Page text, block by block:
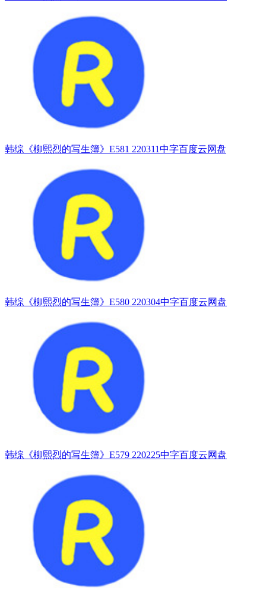
韩综《柳熙烈的写生簿》E581 220311中字百度云网盘
韩综《柳熙烈的写生簿》E580 220304中字百度云网盘
韩综《柳熙烈的写生簿》E579 220225中字百度云网盘